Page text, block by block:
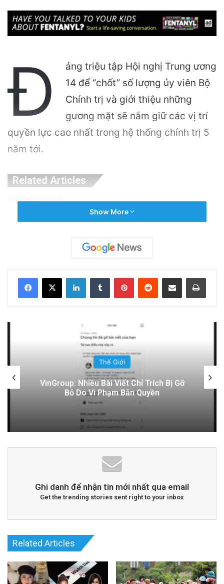
Đ
ảng triệu tập Hội nghị Trung ương
14 để “chốt” số lượng ủy viên Bộ
Chính trị và giới thiệu những
gương mặt sẽ nắm giữ các vị trí
quyền lực cao nhất trong hệ thống chính trị 5
năm tới.
Related Articles
trường để tăng cường yêu sách Biển Đông
4 hours ago
Việt Nam: Quốc Gia Cộng Sản Độc Nhất
15 hours ago
Đọc thêm Read More
advertisement
Show More
LinkedInTumblr PinterestReddit Share via Email Print
Thế Giới
Điện Ảnh Bùng Nổ Cảm Xúc: Tại Sao
Hollywood Đang Đón Nhận Tình Dục Một
Cách Mạnh Mẽ?
Ghi danh để nhận tin mới nhất qua email
Get the trending stories sent right to your inbox
Related Articles